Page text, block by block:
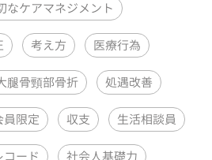
なケアマネジメント
考え方 医療行為
腿骨頸部骨折 処遇改善
員限定 収支 生活相談員
コード 社会人基礎力